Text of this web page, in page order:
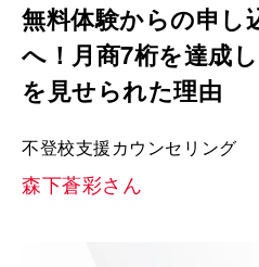
無料体験からの申し
へ！月商7桁を達成
を見せられた理由
不登校支援カウンセリング
森下蒼彩さん